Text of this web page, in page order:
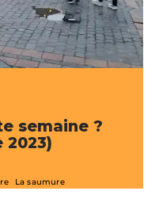
semaine ?
2023)
La saumure